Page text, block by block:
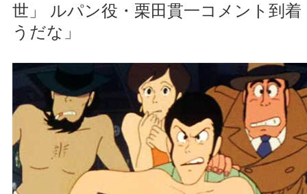
世」 ルパン役・栗田貫一コメント到
うだな」